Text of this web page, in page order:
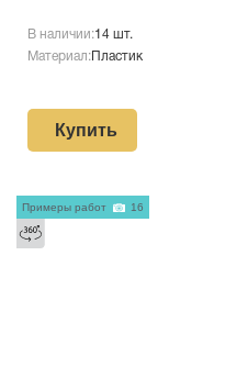
В наличии:14 шт.
Материал: Пластик
Купить
Примеры работ 16